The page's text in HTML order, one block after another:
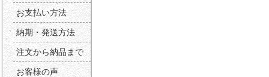
お支払い方法
納期・発送方法
注文から納品まで
お客様の声